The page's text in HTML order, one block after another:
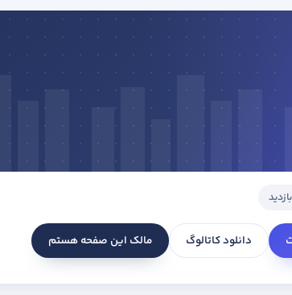
دانلود کاتالوگ مالک این صفحه هستم